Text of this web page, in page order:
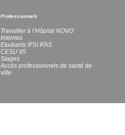
Professionnels
Travailler à l’Hôpital NOVO
Internes
Etudiants IFSI IFAS
CESU 95
Stages
Accès professionnels de santé de
ville